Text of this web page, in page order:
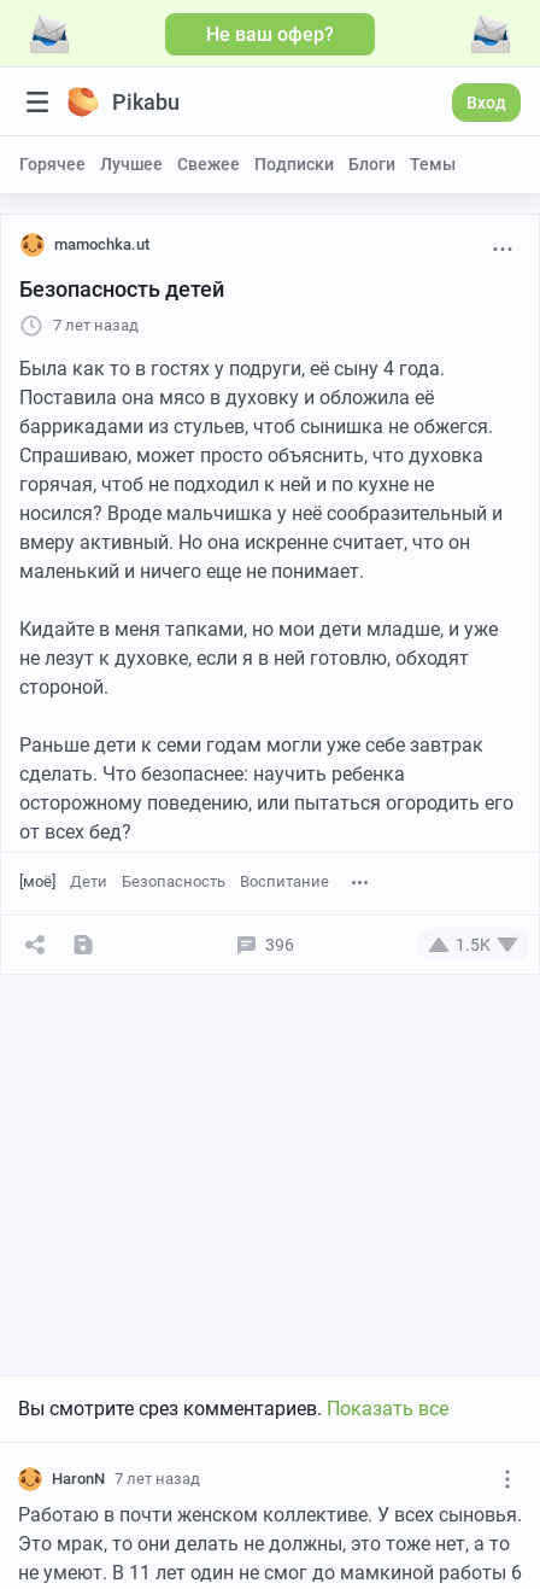
Не ваш офер?
Pikabu Вход
Горячее Лучшее Свежее Подписки Блоги Темы
mamochka.ut
Безопасность детей
7 лет назад
Была как то в гостях у подруги, её сыну 4 года.
Поставила она мясо в духовку и обложила её
баррикадами из стульев, чтоб сынишка не обжегся.
Спрашиваю, может просто объяснить, что духовка
горячая, чтоб не подходил к ней и по кухне не
носился? Вроде мальчишка у неё сообразительный и
вмеру активный. Но она искренне считает, что он
маленький и ничего еще не понимает.
Кидайте в меня тапками, но мои дети младше, и уже
не лезут к духовке, если я в ней готовлю, обходят
стороной.
Раньше дети к семи годам могли уже себе завтрак
сделать. Что безопаснее: научить ребенка
осторожному поведению, или пытаться огородить его
от всех бед?
[моё] Дети Безопасность Воспитание
396 1.5K
Вы смотрите срез комментариев. Показать все
HaronN 7 лет назад
Работаю в почти женском коллективе. У всех сыновья.
Это мрак, то они делать не должны, это тоже нет, а то
не умеют. В 11 лет один не смог до мамкиной работы 6